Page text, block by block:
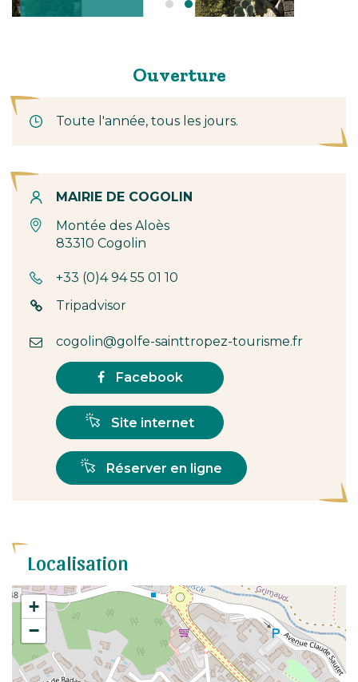
Ouverture
Toute l'année, tous les jours.
Contact
MAIRIE DE COGOLIN
Montée des Aloès
83310 Cogolin
+33 (0)4 94 55 01 10
Tripadvisor
cogolin@golfe-sainttropez-tourisme.fr
Facebook
Site internet
Réserver en ligne
Localisation
+
−